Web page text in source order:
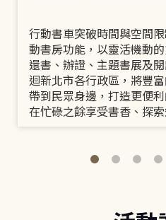
行動書車突破時間與空間
動書房功能，以靈活機動
還書、辦證、主題書展及
迴新北市各行政區，將豐
帶到民眾身邊，打造更便
在忙碌之餘享受書香、探索